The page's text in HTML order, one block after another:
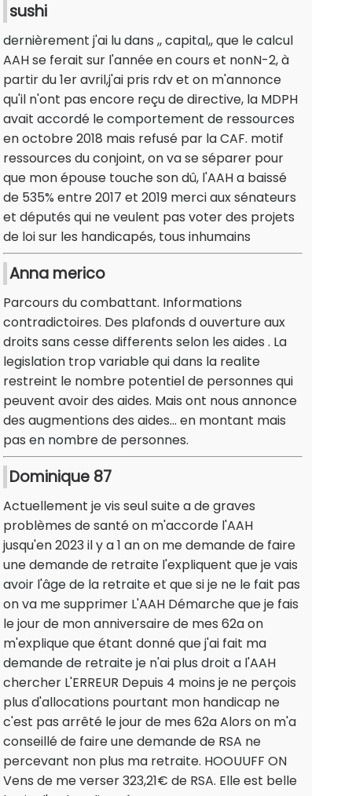
sushi
dernièrement j'ai lu dans ,, capital,, que le calcul
AAH se ferait sur l'année en cours et nonN-2, à
partir du 1er avril,j'ai pris rdv et on m'annonce
qu'il n'ont pas encore reçu de directive, la MDPH
avait accordé le comportement de ressources
en octobre 2018 mais refusé par la CAF. motif
ressources du conjoint, on va se séparer pour
que mon épouse touche son dû, l'AAH a baissé
de 535% entre 2017 et 2019 merci aux sénateurs
et députés qui ne veulent pas voter des projets
de loi sur les handicapés, tous inhumains
Anna merico
Parcours du combattant. Informations
contradictoires. Des plafonds d ouverture aux
droits sans cesse differents selon les aides . La
legislation trop variable qui dans la realite
restreint le nombre potentiel de personnes qui
peuvent avoir des aides. Mais ont nous annonce
des augmentions des aides... en montant mais
pas en nombre de personnes.
Dominique 87
Actuellement je vis seul suite a de graves
problèmes de santé on m'accorde l'AAH
jusqu'en 2023 il y a 1 an on me demande de faire
une demande de retraite l'expliquent que je vais
avoir l'âge de la retraite et que si je ne le fait pas
on va me supprimer L'AAH Démarche que je fais
le jour de mon anniversaire de mes 62a on
m'explique que étant donné que j'ai fait ma
demande de retraite je n'ai plus droit a l'AAH
chercher L'ERREUR Depuis 4 moins je ne perçois
plus d'allocations pourtant mon handicap ne
c'est pas arrêté le jour de mes 62a Alors on m'a
conseillé de faire une demande de RSA ne
percevant non plus ma retraite. HOOUUFF ON
Vens de me verser 323,21€ de RSA. Elle est belle